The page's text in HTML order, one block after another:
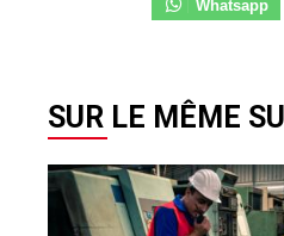
Whatsapp
SUR LE MÊME